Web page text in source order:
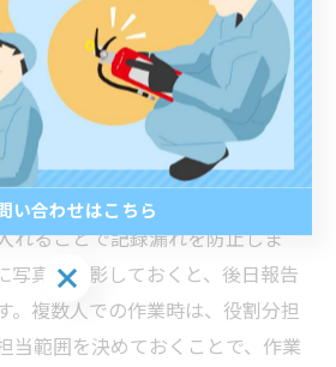
般的には、上階から下階にかけて
器→火災報知器→避難器具→誘導灯
推奨されます。こうすることで、
記録も整理しやすくなります。
クとしては、事前に「消防用設備
チェックリストを準備し、点検項
れることで記録漏れを防止しま
写真を撮影しておくと、後日報告
。複数人での作業時は、役割分担
当範囲を決めておくことで、作業
い合わせはこちら
い合わせはこちら